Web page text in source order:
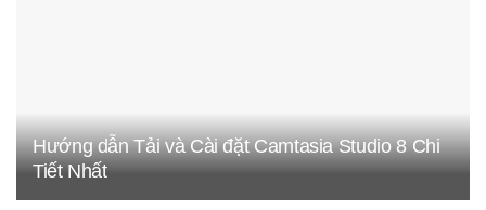
Hướng dẫn Tải và Cài đặt Camtasia Studio 8 Chi
Tiết Nhất